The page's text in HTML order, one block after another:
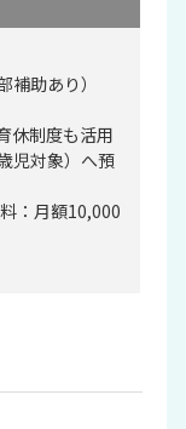
助あり）
休制度も活用
児対象）へ預
：月額10,000